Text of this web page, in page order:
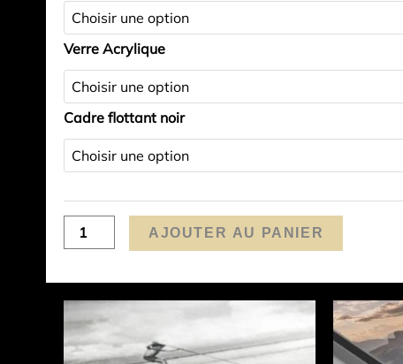
Verre Acrylique
Cadre flottant noir
Italie)
AJOUTER AU PANIER